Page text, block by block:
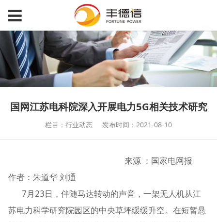
国网江苏电科院深入开展电力5G相关技术研究
栏目：行业动态 发布时间：2021-08-10
来源 ：国家电网报
作者：朱道华 刘通
7月23日，伴随马达转动的声音，一架无人机从江
苏电力科学研究院园区的中央草坪缓缓升空。在短暂悬